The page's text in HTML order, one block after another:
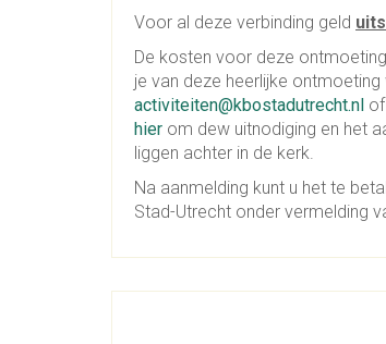
Voor al deze verbinding geld
De kosten voor deze
je van deze heerlijke
activiteiten@kbostadutrecht.nl
hier om dew uitnodiging en het
liggen achter in de kerk.
Na aanmelding kunt u het te
Stad-Utrecht onder vermelding